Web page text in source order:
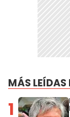
MÁS LEÍDAS
1